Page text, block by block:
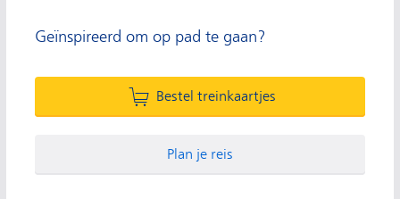
Geïnspireerd om op pad te gaan?
Bestel treinkaartjes
Plan je reis